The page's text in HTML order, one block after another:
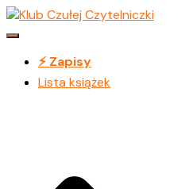
Przełącz
Nawigację
⚡️ Zapisy
Lista książek